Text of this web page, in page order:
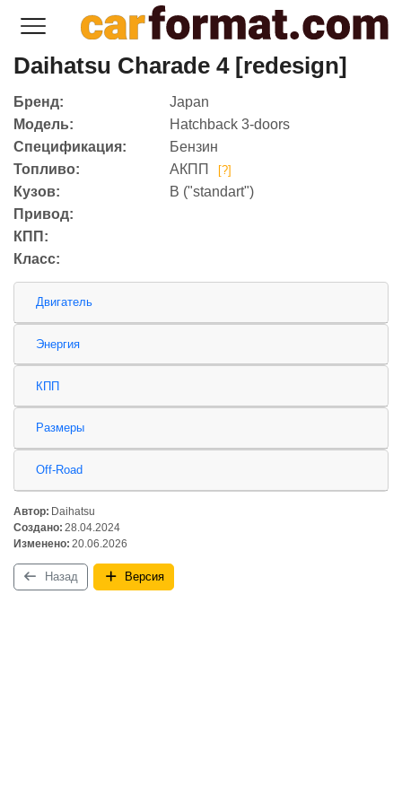
Daihatsu Charade 4 [redesign]
Бренд:
Модель:
Спецификация:
Топливо:
Кузов:
Привод:
КПП:
Класс:
Japan
Hatchback 3-doors
Бензин
АКПП
[?]
B ("standart")
Двигатель
Энергия
КПП
Размеры
Off-Road
Автор: Daihatsu
Создано: 28.04.2024
Изменено: 20.06.2026
Назад Версия